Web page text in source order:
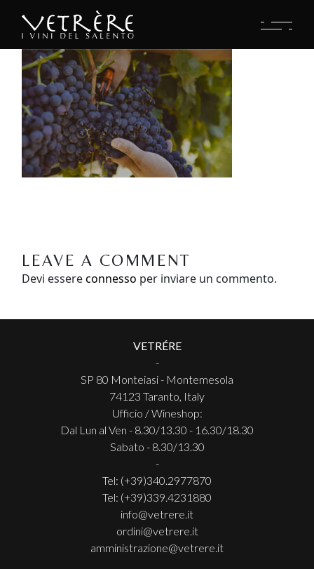
LEAVE A COMMENT
Devi essereconnesso per inviare un commento.
VETRÉRE
-
SP 80 Monteiasi - Montemesola
74123 Taranto, Italy
Ufficio / Wineshop:
Dal Lun al Ven - 8.30/13.30 - 16.30/18.30
Sabato - 8.30/13.30
-
Tel: (+39)340.2977870
Tel: (+39)339.4231880
info@vetrere.it
ordini@vetrere.it
amministrazione@vetrere.it